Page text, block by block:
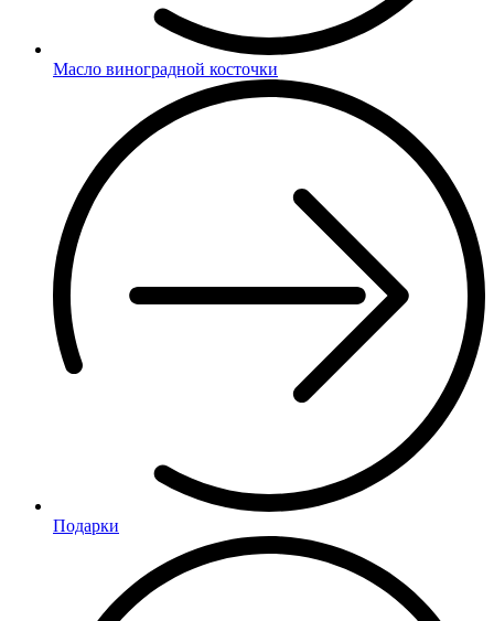
Масло виноградной косточки
Подарки